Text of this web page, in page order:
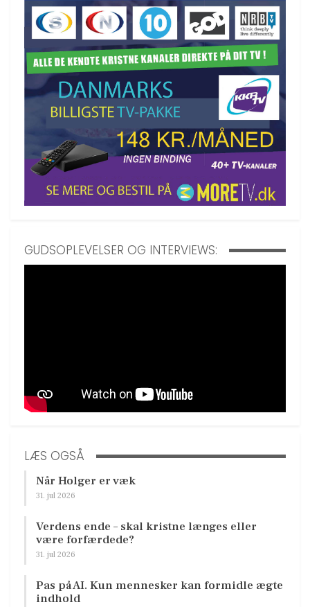
GUDSOPLEVELSER OG INTERVIEWS:
LÆS OGSÅ
Når Holger er væk
31. jul 2026
Verdens ende – skal kristne længes eller
være forfærdede?
31. jul 2026
Pas på AI. Kun mennesker kan formidle ægte
indhold